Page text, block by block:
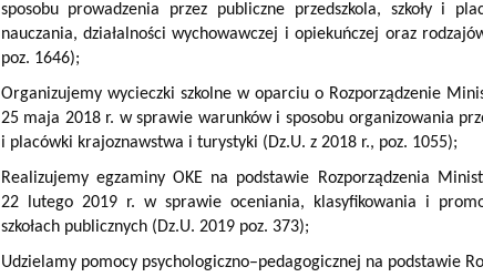
sposobu prowadzenia przez publiczne przedszkola, szkoły i
nauczania, działalności wychowawczej i opiekuńczej oraz
poz. 1646);
Organizujemy wycieczki szkolne w oparciu o Rozporządzenie
25 maja 2018 r. w sprawie warunków i sposobu organizowania
i placówki krajoznawstwa i turystyki (Dz.U. z 2018 r., poz. 1055);
Realizujemy egzaminy OKE na podstawie Rozporządzenia
22 lutego 2019 r. w sprawie oceniania, klasyfikowania i
szkołach publicznych (Dz.U. 2019 poz. 373);
Udzielamy pomocy psychologiczno–pedagogicznej na podstawie